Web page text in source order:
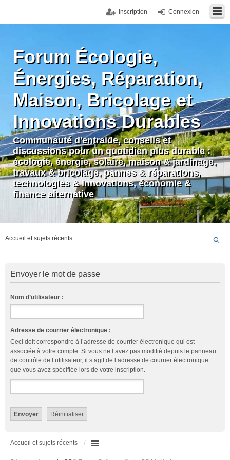
Connexion
Inscription
Forum Écologie,
Énergies, Réparation,
Maison, Bricolage et
Innovations Durables
Communauté d'entraide, conseils et
discussions pour un quotidien plus durable :
écologie, énergie, solaire, maison & jardinage,
travaux & bricolage, pannes & réparations,
technologies & innovations, économie &
finance alternative
Accueil et sujets récents
Envoyer le mot de passe
Nom d’utilisateur :
Adresse de courrier électronique :
Ceci doit correspondre à l’adresse de courrier électronique qui est
associée à votre compte. Si vous ne l’avez pas modifié depuis le panneau
de contrôle de l’utilisateur, il s’agit de l’adresse de courrier électronique
que vous avez spécifiée lors de votre inscription.
Accueil et sujets récents